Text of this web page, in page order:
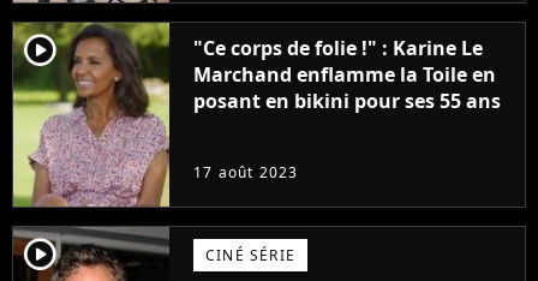
player2
"Ce corps de folie !" : Karine Le
Marchand enflamme la Toile en
posant en bikini pour ses 55 ans
17 août 2023
player2 CINÉ SÉRIE